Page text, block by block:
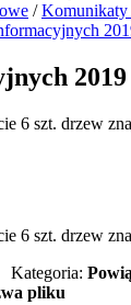
/
2019
6 szt. drzew
6 szt. drzew
Kategoria:
pliku